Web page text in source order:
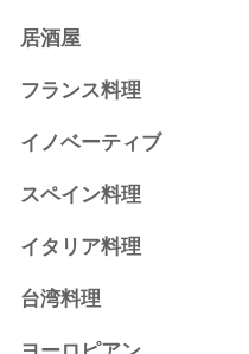
居酒屋
フランス料理
イノベーティブ
スペイン料理
イタリア料理
台湾料理